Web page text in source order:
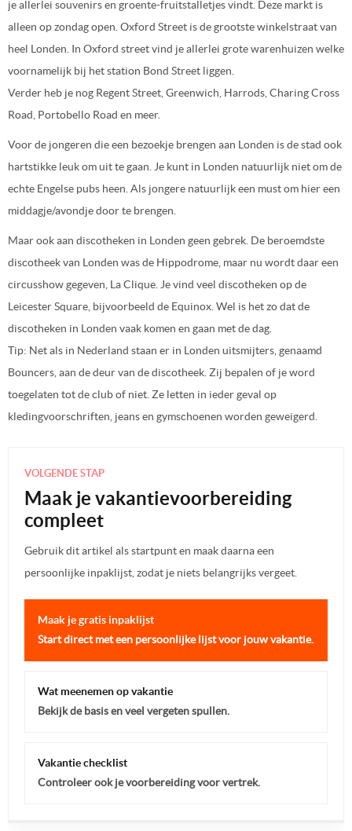
je allerlei souvenirs en groente-fruitstalletjes vindt. Deze markt is
alleen op zondag open. Oxford Street is de grootste winkelstraat van
heel Londen. In Oxford street vind je allerlei grote warenhuizen welke
voornamelijk bij het station Bond Street liggen.
Verder heb je nog Regent Street, Greenwich, Harrods, Charing Cross
Road, Portobello Road en meer.
Voor de jongeren die een bezoekje brengen aan Londen is de stad ook
hartstikke leuk om uit te gaan. Je kunt in Londen natuurlijk niet om de
echte Engelse pubs heen. Als jongere natuurlijk een must om hier een
middagje/avondje door te brengen.
Maar ook aan discotheken in Londen geen gebrek. De beroemdste
discotheek van Londen was de Hippodrome, maar nu wordt daar een
circusshow gegeven, La Clique. Je vind veel discotheken op de
Leicester Square, bijvoorbeeld de Equinox. Wel is het zo dat de
discotheken in Londen vaak komen en gaan met de dag.
Tip: Net als in Nederland staan er in Londen uitsmijters, genaamd
Bouncers, aan de deur van de discotheek. Zij bepalen of je word
toegelaten tot de club of niet. Ze letten in ieder geval op
kledingvoorschriften, jeans en gymschoenen worden geweigerd.
VOLGENDE STAP
Maak je vakantievoorbereiding
compleet
Gebruik dit artikel als startpunt en maak daarna een
persoonlijke inpaklijst, zodat je niets belangrijks vergeet.
Maak je gratis inpaklijst
Start direct met een persoonlijke lijst voor jouw vakantie.
Wat meenemen op vakantie
Bekijk de basis en veel vergeten spullen.
Vakantie checklist
Controleer ook je voorbereiding voor vertrek.